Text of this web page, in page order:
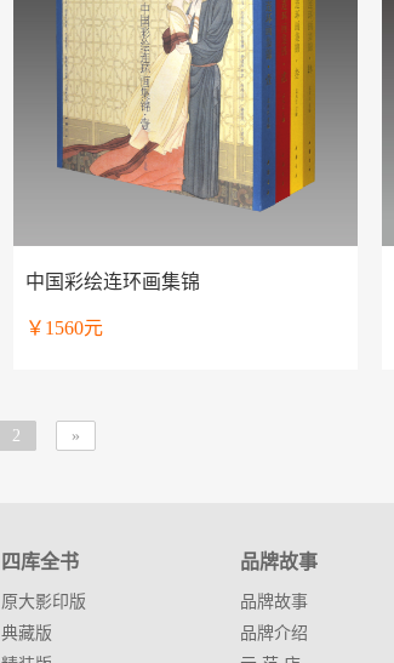
中国彩绘连环画集锦
￥1560元
2 »
四库全书
原大影印版
典藏版
品牌故事
品牌故事
品牌介绍